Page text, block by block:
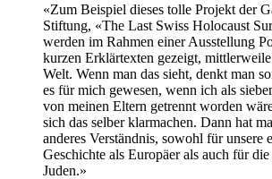
«Zum Beispiel dieses tolle Projekt der
Stiftung, «The Last Swiss Holocaust
werden im Rahmen einer Ausstellung
kurzen Erklärtexten gezeigt,
Welt. Wenn man das sieht, denkt man
es für mich gewesen, wenn ich als
von meinen Eltern getrennt worden
sich das selber klarmachen. Dann hat
anderes Verständnis, sowohl für unsere
Geschichte als Europäer als auch für
Juden.»